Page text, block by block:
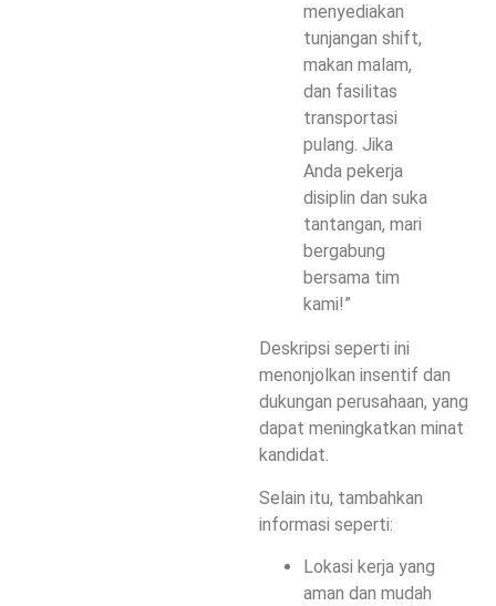
menyediakan
tunjangan shift,
makan malam,
dan fasilitas
transportasi
pulang. Jika
Anda pekerja
disiplin dan suka
tantangan, mari
bergabung
bersama tim
kami!”
Deskripsi seperti ini
menonjolkan insentif dan
dukungan perusahaan, yang
dapat meningkatkan minat
kandidat.
Selain itu, tambahkan
informasi seperti:
Lokasi kerja yang
aman dan mudah